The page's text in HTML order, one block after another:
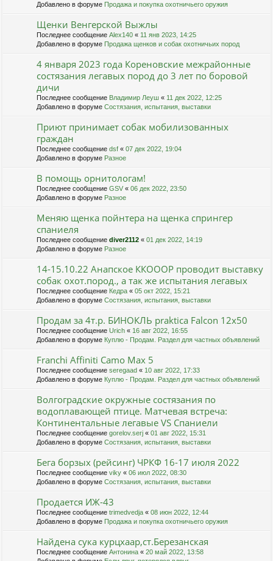
Добавлено в форуме Продажа и покупка охотничьего оружия
Щенки Венгерской Выжлы
Последнее сообщение Alex140 « 11 янв 2023, 14:25
Добавлено в форуме Продажа щенков и собак охотничьих пород
4 января 2023 года Кореновские межрайонные
состязания легавых пород до 3 лет по боровой
дичи
Последнее сообщение Владимир Леуш « 11 дек 2022, 12:25
Добавлено в форуме Состязания, испытания, выставки
Приют принимает собак мобилизованных
граждан
Последнее сообщение dsf « 07 дек 2022, 19:04
Добавлено в форуме Разное
В помощь орнитологам!
Последнее сообщение GSV « 06 дек 2022, 23:50
Добавлено в форуме Разное
Меняю щенка пойнтера на щенка спрингер
спаниеля
Последнее сообщение diver2112 « 01 дек 2022, 14:19
Добавлено в форуме Разное
14-15.10.22 Анапское ККОООР проводит выставку
собак охот.пород., а так же испытания легавых
Последнее сообщение Кедра « 05 окт 2022, 15:21
Добавлено в форуме Состязания, испытания, выставки
Продам за 4т.р. БИНОКЛЬ praktica Falcon 12х50
Последнее сообщение Urich « 16 авг 2022, 16:55
Добавлено в форуме Куплю - Продам. Раздел для частных объявлений
Franchi Affiniti Camo Max 5
Последнее сообщение seregaad « 10 авг 2022, 17:33
Добавлено в форуме Куплю - Продам. Раздел для частных объявлений
Волгоградские окружные состязания по
водоплавающей птице. Матчевая встреча:
Континентальные легавые VS Спаниели
Последнее сообщение gorelov.serj « 01 авг 2022, 15:31
Добавлено в форуме Состязания, испытания, выставки
Бега борзых (рейсинг) ЧРКФ 16-17 июля 2022
Последнее сообщение viky « 06 июл 2022, 08:30
Добавлено в форуме Состязания, испытания, выставки
Продается ИЖ-43
Последнее сообщение trimedvedja « 08 июн 2022, 12:44
Добавлено в форуме Продажа и покупка охотничьего оружия
Найдена сука курцхаар,ст.Березанская
Последнее сообщение Антонина « 20 май 2022, 13:58